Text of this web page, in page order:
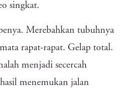
singkat.
Merebahkan tubuhnya
rapat-rapat. Gelap total.
menjadi secercah
menemukan jalan